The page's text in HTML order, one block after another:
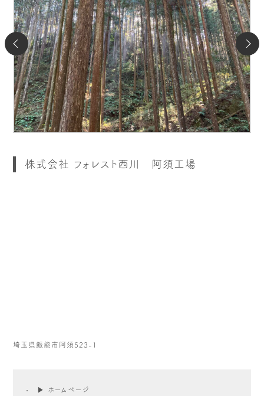
株式会社 フォレスト西川 阿須工場
埼玉県飯能市阿須523-1
▶ ホームページ